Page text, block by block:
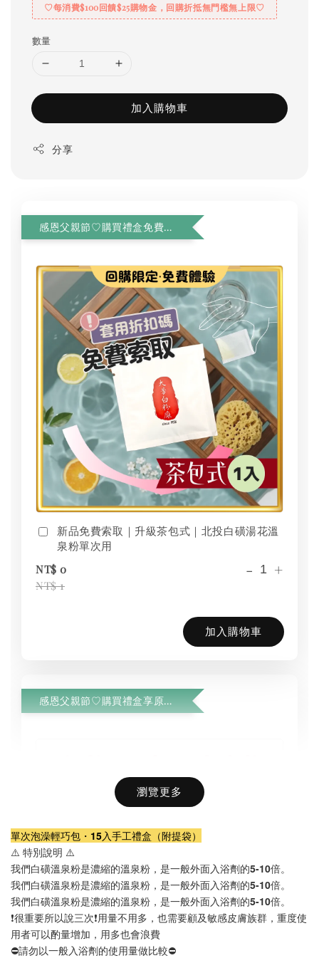
♡每消費$100回饋$25購物金，回購折抵無門檻無上限♡
數量
加入購物車
分享
感恩父親節♡購買禮盒免費加贈單次用茶包3入
新品免費索取｜升級茶包式｜北投白磺湯花溫
泉粉單次用
NT$ 0
NT$ 1
- +
加入購物車
感恩父親節♡購買禮盒享原木湯瓢優惠加購$799
瀏覽更多
單次泡澡輕巧包・15入手工禮盒（附提袋）
⚠️ 特別說明 ⚠️
我們白磺溫泉粉是濃縮的溫泉粉，是一般外面入浴劑的5-10倍。
我們白磺溫泉粉是濃縮的溫泉粉，是一般外面入浴劑的5-10倍。
我們白磺溫泉粉是濃縮的溫泉粉，是一般外面入浴劑的5-10倍。
❗️很重要所以說三次❗️用量不用多，也需要顧及敏感皮膚族群，重度使
用者可以酌量增加，用多也會浪費
⛔️請勿以一般入浴劑的使用量做比較⛔️